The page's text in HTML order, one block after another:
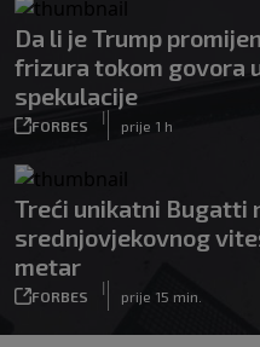
Da li je Trump
frizura tokom govora
spekulacije
FORBES
|
prije 1 h
Treći unikatni Bugatti
srednjovjekovnog
metar
FORBES
|
prije 15 min.